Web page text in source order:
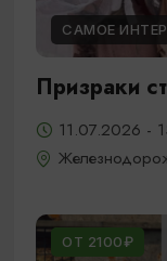
САМОЕ
Призраки
11.07.2026 -
ОТ 2100₽